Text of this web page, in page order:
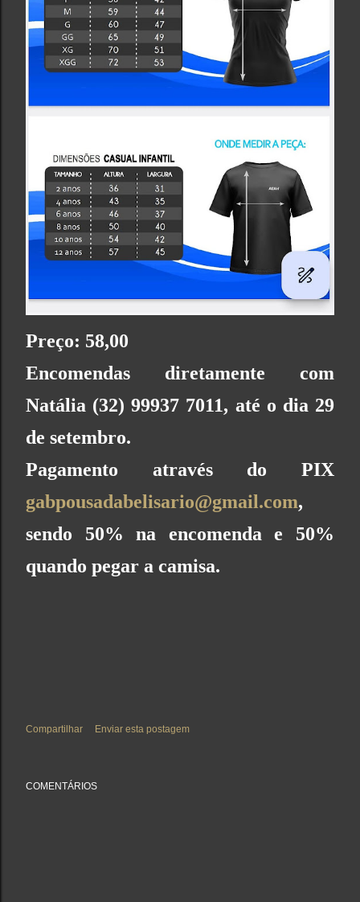
Preço: 58,00
Encomendas diretamente com
Natália (32) 99937 7011, até o dia 29
de setembro.
Pagamento através do PIX
gabpousadabelisario@gmail.com,
sendo 50% na encomenda e 50%
quando pegar a camisa.
Compartilhar Enviar esta postagem
COMENTÁRIOS